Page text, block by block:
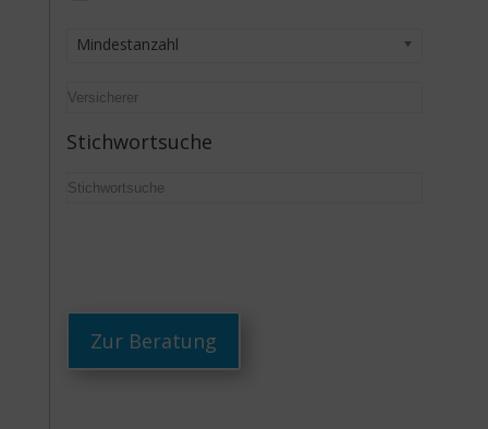
Mindestanzahl
Stichwortsuche
Zur Beratung